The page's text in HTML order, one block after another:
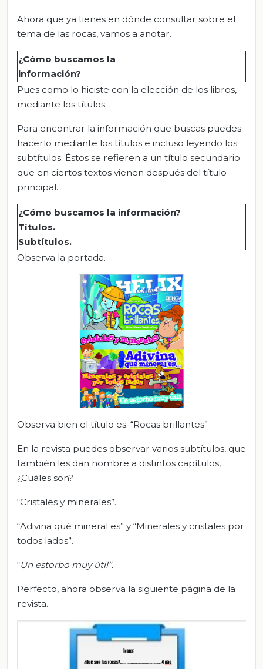
Ahora que ya tienes en dónde consultar sobre el
tema de las rocas, vamos a anotar.
¿Cómo buscamos la
información?
Pues como lo hiciste con la elección de los libros,
mediante los títulos.
Para encontrar la información que buscas puedes
hacerlo mediante los títulos e incluso leyendo los
subtítulos. Éstos se refieren a un título secundario
que en ciertos textos vienen después del título
principal.
¿Cómo buscamos la información?
Títulos.
Subtítulos.
Observa la portada.
Observa bien el título es: “Rocas brillantes”
En la revista puedes observar varios subtítulos, que
también les dan nombre a distintos capítulos,
¿Cuáles son?
“Cristales y minerales”.
“Adivina qué mineral es” y “Minerales y cristales por
todos lados”.
“Un estorbo muy útil”.
Perfecto, ahora observa la siguiente página de la
revista.